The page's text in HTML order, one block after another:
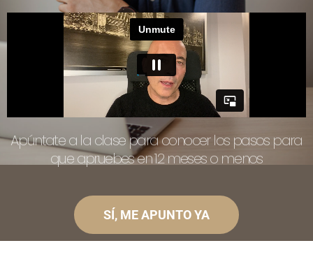
Apúntate a la clase para conocer los pasos para
que apruebes en 12 meses o menos
SÍ, ME APUNTO YA